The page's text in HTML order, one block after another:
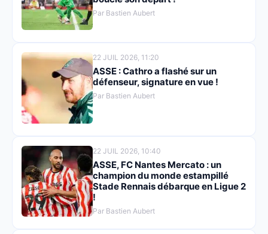
Par Bastien Aubert
22 JUIL 2026, 11:20
ASSE : Cathro a flashé sur un
défenseur, signature en vue !
Par Bastien Aubert
22 JUIL 2026, 10:40
ASSE, FC Nantes Mercato : un
champion du monde estampillé
Stade Rennais débarque en Ligue 2
!
Par Bastien Aubert